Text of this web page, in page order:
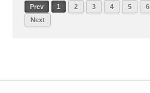
Prev 1 2 3 4 5 6
Next